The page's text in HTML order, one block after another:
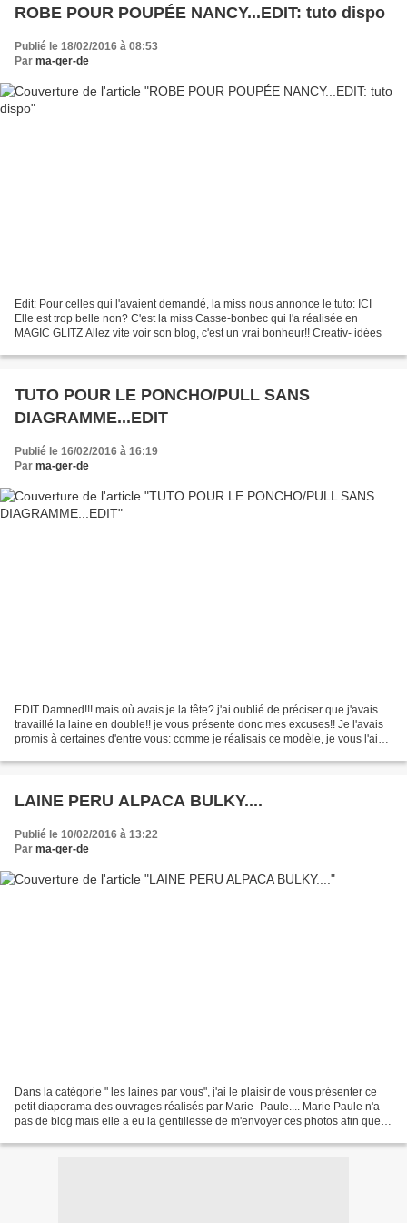
ROBE POUR POUPÉE NANCY...EDIT: tuto dispo
Publié le 18/02/2016 à 08:53
Par ma-ger-de
Edit: Pour celles qui l'avaient demandé, la miss nous annonce le tuto: ICI
Elle est trop belle non? C'est la miss Casse-bonbec qui l'a réalisée en
MAGIC GLITZ Allez vite voir son blog, c'est un vrai bonheur!! Creativ- idées
TUTO POUR LE PONCHO/PULL SANS
DIAGRAMME...EDIT
Publié le 16/02/2016 à 16:19
Par ma-ger-de
EDIT Damned!!! mais où avais je la tête? j'ai oublié de préciser que j'avais
travaillé la laine en double!! je vous présente donc mes excuses!! Je l'avais
promis à certaines d'entre vous: comme je réalisais ce modèle, je vous l'ai
LAINE PERU ALPACA BULKY....
Publié le 10/02/2016 à 13:22
Par ma-ger-de
Dans la catégorie " les laines par vous", j'ai le plaisir de vous présenter ce
petit diaporama des ouvrages réalisés par Marie -Paule.... Marie Paule n'a
pas de blog mais elle a eu la gentillesse de m'envoyer ces photos afin que